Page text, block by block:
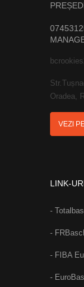
Oradea,
VEZI
LINK-
-
-
- FIBA
-